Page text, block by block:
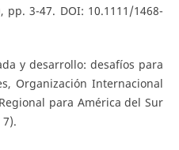
3-47. DOI: 10.1111/1468-
y desarrollo: desafíos para
Organización Internacional
para América del Sur